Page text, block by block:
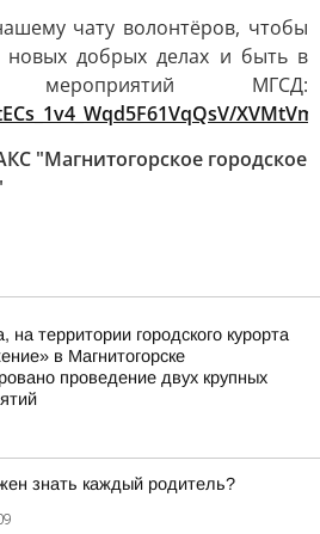
чату волонтёров, чтобы
новых добрых делах и быть в
МГСД:
"Магнитогорское городское
на территории городского курорта
в Магнитогорске
проведение двух крупных
знать каждый родитель?